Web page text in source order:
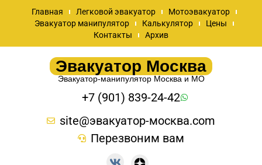
Главная Легковой эвакуатор
Мотоэвакуатор
Эвакуатор манипулятор
Калькулятор
Цены
Контакты
Архив
Эвакуатор Москва
Эвакуатор-манипулятор Москва и МО
+7 (901) 839-24-42
site@эвакуатор-москва.com
Перезвоним вам